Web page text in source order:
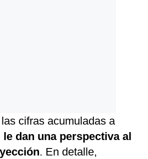
cifras acumuladas a
le dan una perspectiva al
. En detalle,